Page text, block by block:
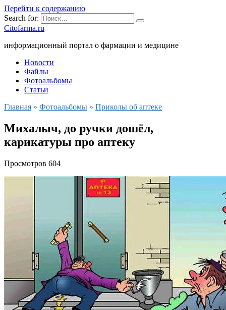
Перейти к содержанию
Search for:
Citofarma.ru
информационный портал о фармации и медицине
Новости
Файлы
Фотоальбомы
Статьи
Главная » Фотоальбомы » Приколы об аптеке
Михалыч, до ручки дошёл,
карикатуры про аптеку
Просмотров 604